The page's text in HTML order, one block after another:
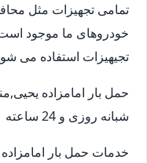
تمامی تجهیزات مثل
خودروهای ما موجود
تجیهیزات استفاده می
حمل بار امامزاده
شبانه روزی و 24 ساعته
خدمات حمل بار